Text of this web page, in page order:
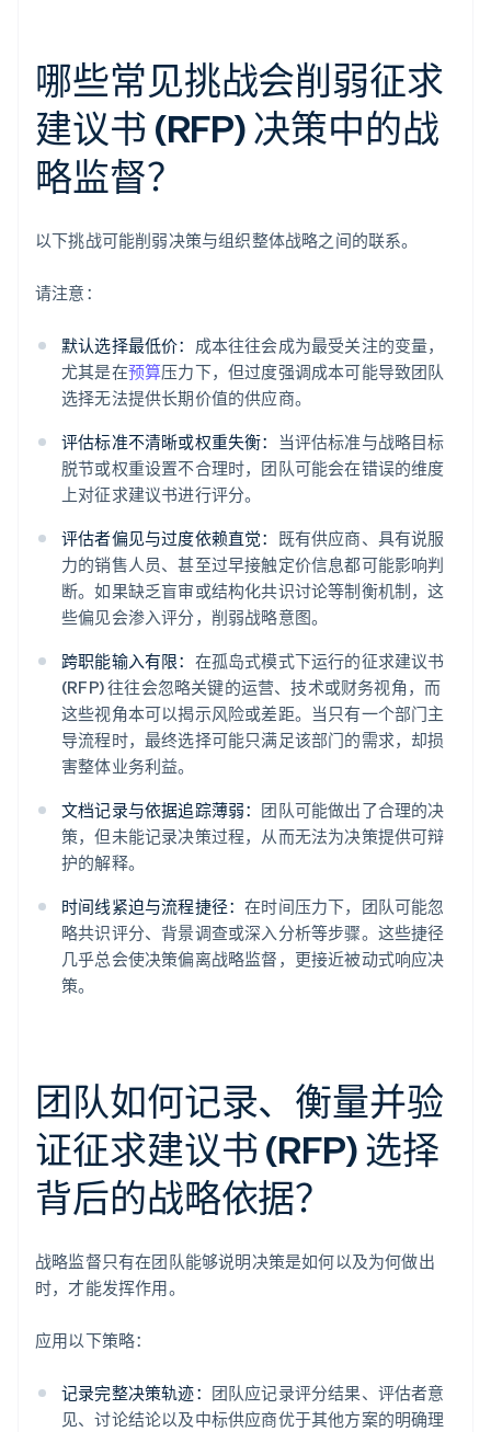
哪些常见挑战会削弱征求
建议书 (RFP) 决策中的战
略监督？
以下挑战可能削弱决策与组织整体战略之间的联系。
请注意：
默认选择最低价： 成本往往会成为最受关注的变量，
尤其是在预算压力下，但过度强调成本可能导致团队
选择无法提供长期价值的供应商。
评估标准不清晰或权重失衡：
当评估标准与战略目标
脱节或权重设置不合理时，团队可能会在错误的维度
上对征求建议书进行评分。
评估者偏见与过度依赖直觉： 既有供应商、具有说服
力的销售人员、甚至过早接触定价信息都可能影响判
断。如果缺乏盲审或结构化共识讨论等制衡机制，这
些偏见会渗入评分，削弱战略意图。
跨职能输入有限： 在孤岛式模式下运行的征求建议书
(RFP) 往往会忽略关键的运营、技术或财务视角，而
这些视角本可以揭示风险或差距。当只有一个部门主
导流程时，最终选择可能只满足该部门的需求，却损
害整体业务利益。
文档记录与依据追踪薄弱： 团队可能做出了合理的决
策，但未能记录决策过程，从而无法为决策提供可辩
护的解释。
时间线紧迫与流程捷径：在时间压力下，团队可能忽
略共识评分、背景调查或深入分析等步骤。这些捷径
几乎总会使决策偏离战略监督，更接近被动式响应决
策。
团队如何记录、衡量并验
证征求建议书 (RFP) 选择
背后的战略依据？
战略监督只有在团队能够说明决策是如何以及为何做出
时，才能发挥作用。
应用以下策略：
记录完整决策轨迹： 团队应记录评分结果、评估者意
见、讨论结论以及中标供应商优于其他方案的明确理